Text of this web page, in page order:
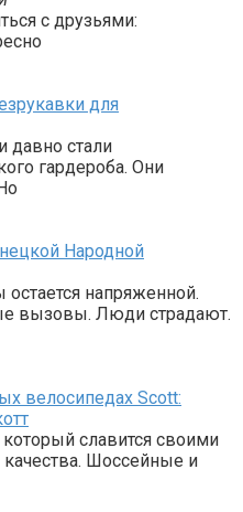
с друзьями:
для
давно стали
гардероба. Они
Народной
напряженной.
вызовы. Люди страдают.
велосипедах Scott:
славится своими
Шоссейные и